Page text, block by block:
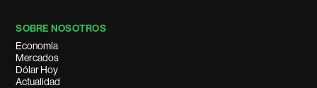
SOBRE NOSOTROS
Economía
Mercados
Dólar Hoy
Actualidad